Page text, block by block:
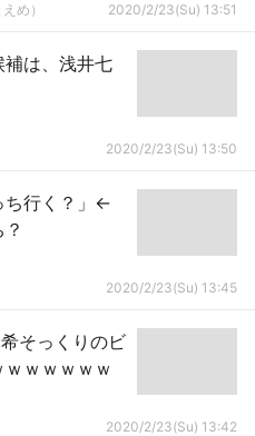
め） 2020/2/23(Su) 13:51
は、浅井七
2020/2/23(Su) 13:50
ち行く？」←
2020/2/23(Su) 13:45
そっくりのビ
ｗｗｗｗｗ
2020/2/23(Su) 13:42